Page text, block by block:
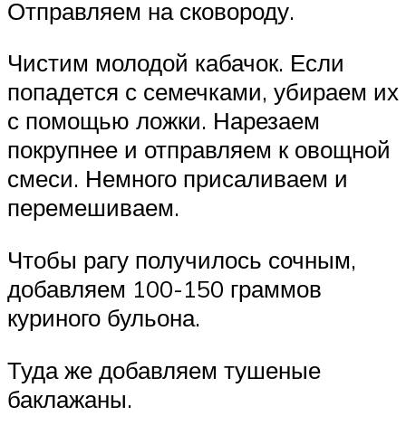
Отправляем на сковороду.
Чистим молодой кабачок. Если
попадется с семечками, убираем их
с помощью ложки. Нарезаем
покрупнее и отправляем к овощной
смеси. Немного присаливаем и
перемешиваем.
Чтобы рагу получилось сочным,
добавляем 100-150 граммов
куриного бульона.
Туда же добавляем тушеные
баклажаны.